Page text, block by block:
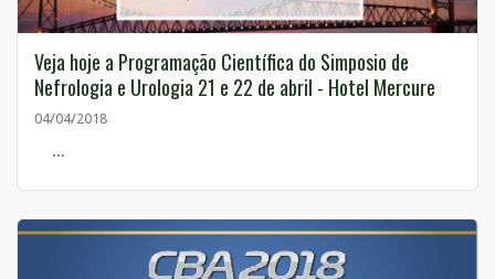
Veja hoje a Programação Científica do Simposio de
Nefrologia e Urologia 21 e 22 de abril - Hotel Mercure
04/04/2018
...